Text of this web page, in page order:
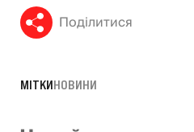
Поділитися
МІТКИНОВИНИ